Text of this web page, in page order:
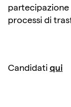
partecipazione
processi di
Candidati qui